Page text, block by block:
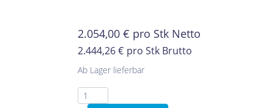
2.054,00 € pro Stk Netto
2.444,26 € pro Stk Brutto
Ab Lager lieferbar